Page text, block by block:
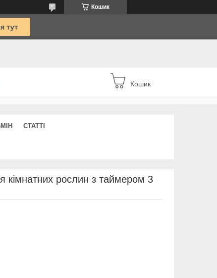
Кошик
Кошик
СТАТТІ
кімнатних рослин з таймером 3